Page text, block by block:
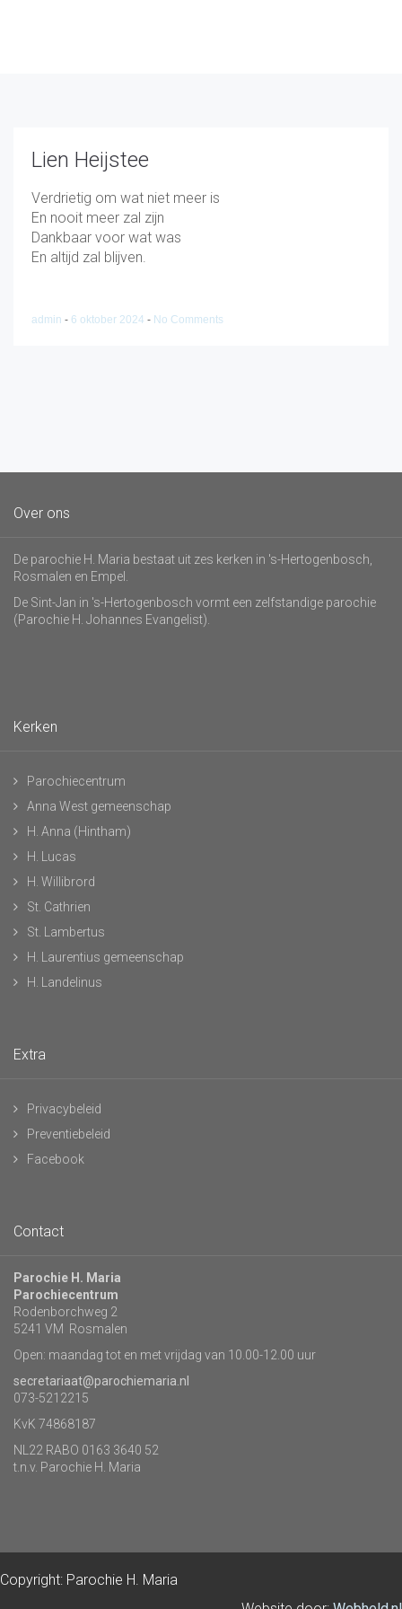
Lien Heijstee
Verdrietig om wat niet meer is
En nooit meer zal zijn
Dankbaar voor wat was
En altijd zal blijven.
admin - 6 oktober 2024 - No Comments
Over ons
De parochie H. Maria bestaat uit zes kerken in 's-Hertogenbosch,
Rosmalen en Empel.
De Sint-Jan in 's-Hertogenbosch vormt een zelfstandige parochie
(Parochie H. Johannes Evangelist).
Kerken
Parochiecentrum
Anna West gemeenschap
H. Anna (Hintham)
H. Lucas
H. Willibrord
St. Cathrien
St. Lambertus
H. Laurentius gemeenschap
H. Landelinus
Extra
Privacybeleid
Preventiebeleid
Facebook
Contact
Parochie H. Maria
Parochiecentrum
Rodenborchweg 2
5241 VM Rosmalen
Open: maandag tot en met vrijdag van 10.00-12.00 uur
secretariaat@parochiemaria.nl
073-5212215
KvK 74868187
NL22 RABO 0163 3640 52
t.n.v. Parochie H. Maria
Copyright: Parochie H. Maria